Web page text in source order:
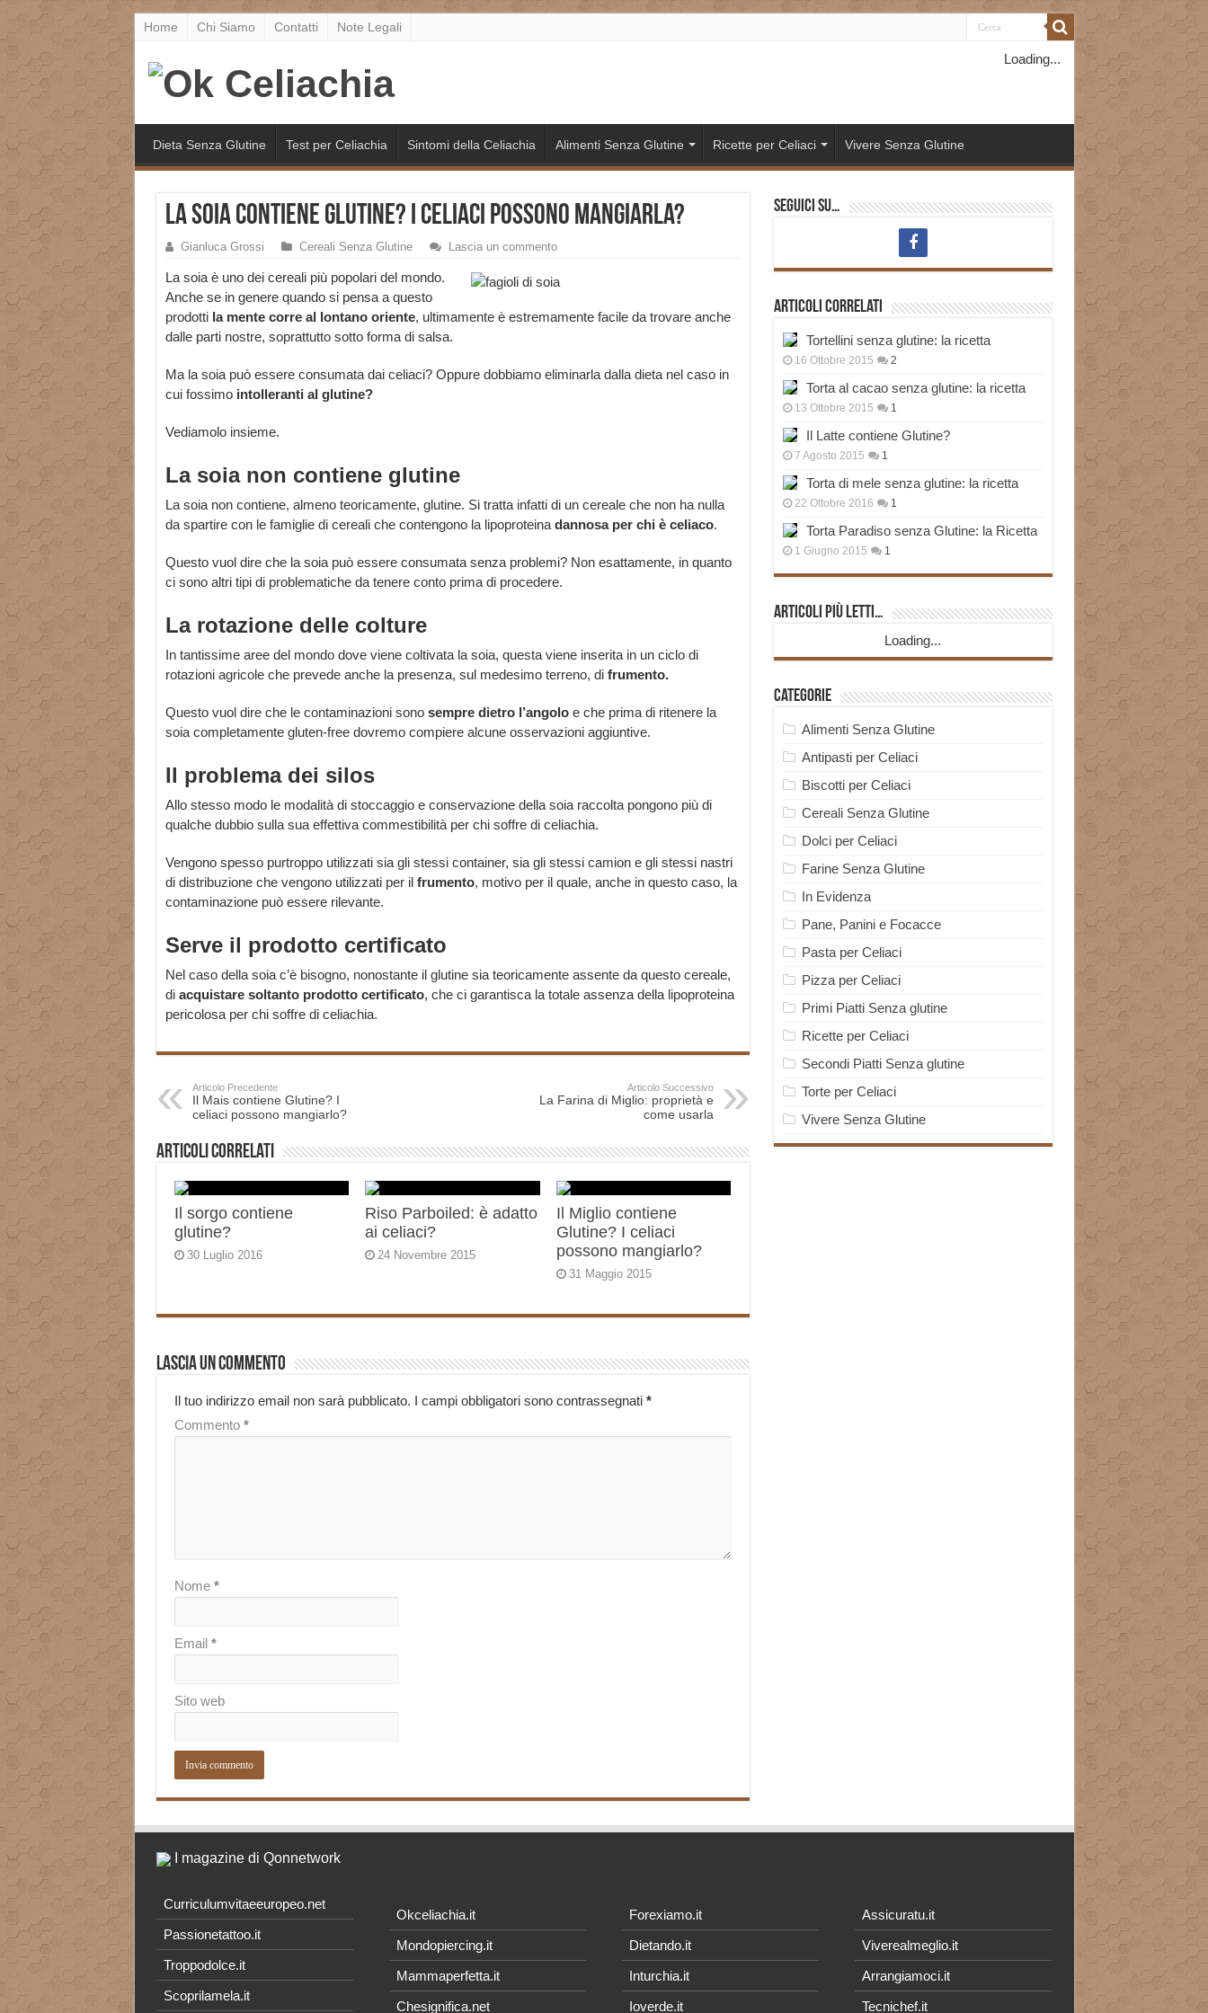
Home Chi Siamo Contatti Note Legali
Loading...
Dieta Senza Glutine Test per Celiachia Sintomi della Celiachia Alimenti Senza Glutine Ricette per Celiaci Vivere Senza Glutine
La Soia contiene Glutine? I celiaci possono mangiarla?
Gianluca Grossi Cereali Senza Glutine Lascia un commento
La soia è uno dei cereali più popolari del mondo.
Anche se in genere quando si pensa a questo
prodotti la mente corre al lontano oriente, ultimamente è estremamente facile da trovare anche
dalle parti nostre, soprattutto sotto forma di salsa.
Ma la soia può essere consumata dai celiaci? Oppure dobbiamo eliminarla dalla dieta nel caso in
cui fossimo intolleranti al glutine?
Vediamolo insieme.
La soia non contiene glutine
La soia non contiene, almeno teoricamente, glutine. Si tratta infatti di un cereale che non ha nulla
da spartire con le famiglie di cereali che contengono la lipoproteina dannosa per chi è celiaco.
Questo vuol dire che la soia può essere consumata senza problemi? Non esattamente, in quanto
ci sono altri tipi di problematiche da tenere conto prima di procedere.
La rotazione delle colture
In tantissime aree del mondo dove viene coltivata la soia, questa viene inserita in un ciclo di
rotazioni agricole che prevede anche la presenza, sul medesimo terreno, di frumento.
Questo vuol dire che le contaminazioni sono sempre dietro l’angoloe che prima di ritenere la
soia completamente gluten-free dovremo compiere alcune osservazioni aggiuntive.
Il problema dei silos
Allo stesso modo le modalità di stoccaggio e conservazione della soia raccolta pongono più di
qualche dubbio sulla sua effettiva commestibilità per chi soffre di celiachia.
Vengono spesso purtroppo utilizzati sia gli stessi container, sia gli stessi camion e gli stessi nastri
di distribuzione che vengono utilizzati per il frumento, motivo per il quale, anche in questo caso, la
contaminazione può essere rilevante.
Serve il prodotto certificato
Nel caso della soia c’è bisogno, nonostante il glutine sia teoricamente assente da questo cereale,
di acquistare soltanto prodotto certificato, che ci garantisca la totale assenza della lipoproteina
pericolosa per chi soffre di celiachia.
Articolo Precedente
Il Mais contiene Glutine? I
celiaci possono mangiarlo?
Articolo Successivo
La Farina di Miglio: proprietà e
come usarla
Articoli correlati
Il sorgo contiene
glutine?
30 Luglio 2016
Riso Parboiled: è adatto
ai celiaci?
24 Novembre 2015
Il Miglio contiene
Glutine? I celiaci
possono mangiarlo?
31 Maggio 2015
Lascia un commento
Il tuo indirizzo email non sarà pubblicato. I campi obbligatori sono contrassegnati *
Commento *
Nome *
Email *
Sito web
Seguici su…
Articoli correlati
Tortellini senza glutine: la ricetta
16 Ottobre 2015 2
Torta al cacao senza glutine: la ricetta
13 Ottobre 2015 1
Il Latte contiene Glutine?
7 Agosto 2015 1
Torta di mele senza glutine: la ricetta
22 Ottobre 2016 1
Torta Paradiso senza Glutine: la Ricetta
1 Giugno 2015 1
Articoli più Letti…
Loading...
Categorie
Alimenti Senza Glutine
Antipasti per Celiaci
Biscotti per Celiaci
Cereali Senza Glutine
Dolci per Celiaci
Farine Senza Glutine
In Evidenza
Pane, Panini e Focacce
Pasta per Celiaci
Pizza per Celiaci
Primi Piatti Senza glutine
Ricette per Celiaci
Secondi Piatti Senza glutine
Torte per Celiaci
Vivere Senza Glutine
I magazine di Qonnetwork
Curriculumvitaeeuropeo.net
Passionetattoo.it
Troppodolce.it
Scoprilamela.it
Okceliachia.it
Mondopiercing.it
Mammaperfetta.it
Chesignifica.net
Forexiamo.it
Dietando.it
Inturchia.it
Ioverde.it
Assicuratu.it
Viverealmeglio.it
Arrangiamoci.it
Tecnichef.it